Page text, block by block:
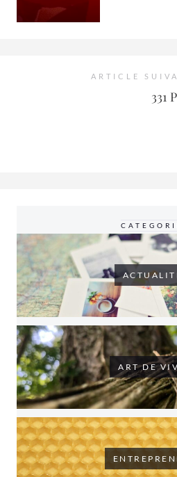
ARTICLE
331
ART DE